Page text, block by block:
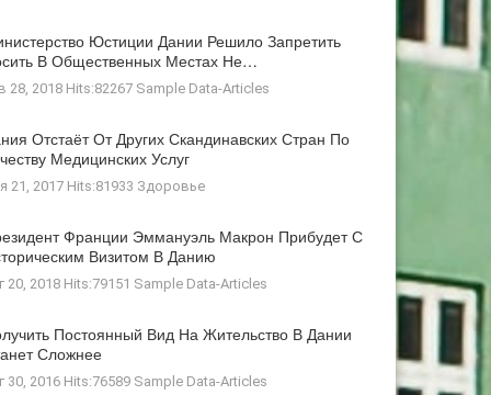
Юстиции Дании Решило Запретить
В Общественных Местах Не…
28, 2018 Hits:82267 Sample Data-Articles
Отстаёт От Других Скандинавских Стран По
Медицинских Услуг
21, 2017 Hits:81933 Здоровье
Франции Эммануэль Макрон Прибудет С
Визитом В Данию
20, 2018 Hits:79151 Sample Data-Articles
Постоянный Вид На Жительство В Дании
Сложнее
30, 2016 Hits:76589 Sample Data-Articles